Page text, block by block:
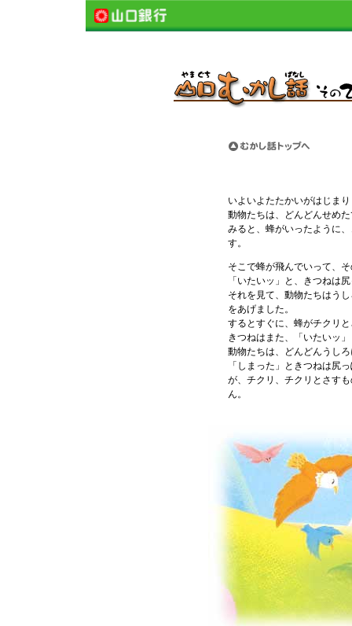
いよいよたたかいがはじま
動物たちは、どんどんせめ
みると、蜂がいったように
す。
そこで蜂が飛んでいって、
「いたいッ」と、きつねは
それを見て、動物たちはう
をあげました。
するとすぐに、蜂がチクリ
きつねはまた、「いたいッ
動物たちは、どんどんうし
「しまった」ときつねは尻
が、チクリ、チクリとさす
ん。